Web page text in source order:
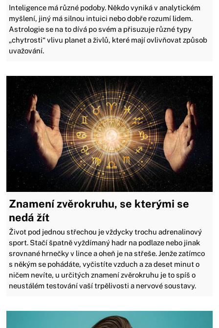
Inteligence má různé podoby. Někdo vyniká v analytickém
myšlení, jiný má silnou intuici nebo dobře rozumí lidem.
Astrologie se na to dívá po svém a přisuzuje různé typy
„chytrosti“ vlivu planet a živlů, které mají ovlivňovat způsob
uvažování.
Znamení zvěrokruhu, se kterými se
nedá žít
Život pod jednou střechou je vždycky trochu adrenalinový
sport. Stačí špatně vyždímaný hadr na podlaze nebo jinak
srovnané hrnečky v lince a oheň je na střeše. Jenže zatímco
s někým se pohádáte, vyčistíte vzduch a za deset minut o
ničem nevíte, u určitých znamení zvěrokruhu je to spíš o
neustálém testování vaší trpělivosti a nervové soustavy.